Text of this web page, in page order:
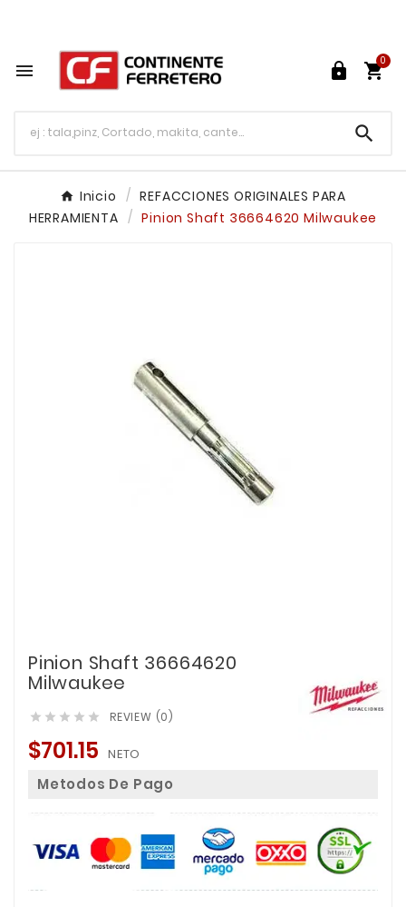
  
0

Inicio
REFACCIONES ORIGINALES PARA
HERRAMIENTA
Pinion Shaft 36664620 Milwaukee
Pinion Shaft 36664620
Milwaukee
     REVIEW (0)
$701.15 NETO
Metodos De Pago